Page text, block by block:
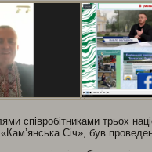
співробітниками трьох
Січ», був